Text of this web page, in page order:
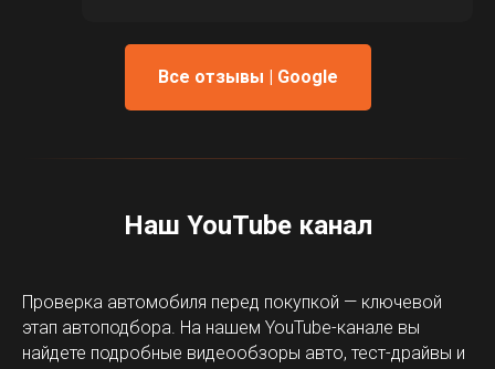
Все отзывы | Google
Наш YouTube канал
Проверка автомобиля перед покупкой — ключевой
этап автоподбора. На нашем YouTube-канале вы
найдете подробные видеообзоры авто, тест-драйвы и